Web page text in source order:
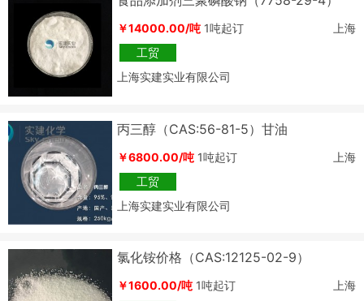
￥14000.00/吨 1吨起订
上海
工贸
上海实建实业有限公司
丙三醇（CAS:56-81-5）甘油
￥6800.00/吨 1吨起订
上海
工贸
上海实建实业有限公司
氯化铵价格（CAS:12125-02-9）
￥1600.00/吨 1吨起订
上海